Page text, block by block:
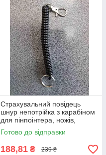
Страхувальний повідець
шнур непотрійка з карабіном
для пінпоінтера, ножів,
ліхтарів, рацій, ключів
Готово до відправки
188,81 ₴ 239 ₴